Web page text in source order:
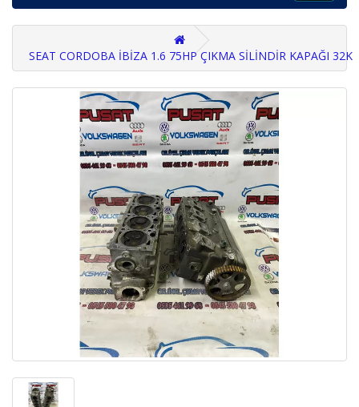
SEAT CORDOBA İBİZA 1.6 75HP ÇIKMA SİLİNDİR KAPAĞI 32K